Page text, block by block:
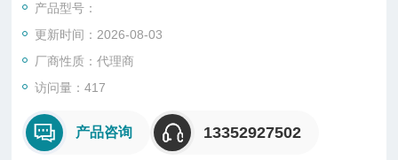
产品型号：
更新时间：2026-08-03
厂商性质：代理商
访问量：417
产品咨询 13352927502